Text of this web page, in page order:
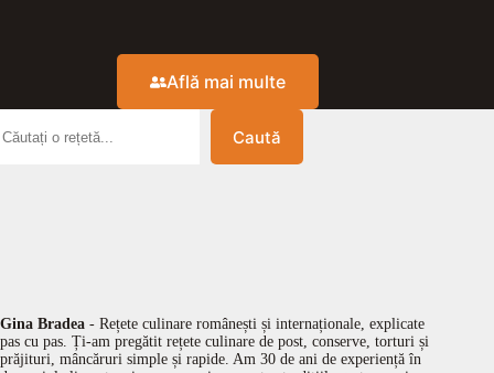
Află mai multe
Caută
Gina Bradea - Rețete culinare românești și internaționale, explicate
pas cu pas. Ți-am pregătit rețete culinare de post, conserve, torturi și
prăjituri, mâncăruri simple și rapide. Am 30 de ani de experiență în